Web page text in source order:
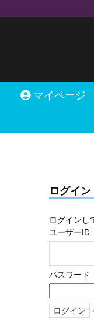
マイページ
ログイン
ログインし
ユーザーID
パスワード